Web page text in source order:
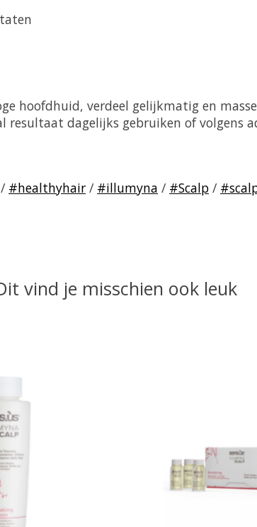
hoofdhuid, verdeel gelijkmatig en
dagelijks gebruiken of volgens
/ #healthyhair / #illumyna / #Scalp /
vind je misschien ook leuk